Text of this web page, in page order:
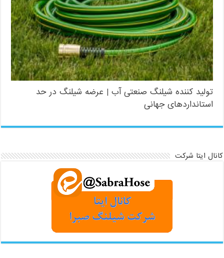
تولید کننده شیلنگ صنعتی آب | عرضه شیلنگ در حد
استانداردهای جهانی
کانال ایتا شرکت